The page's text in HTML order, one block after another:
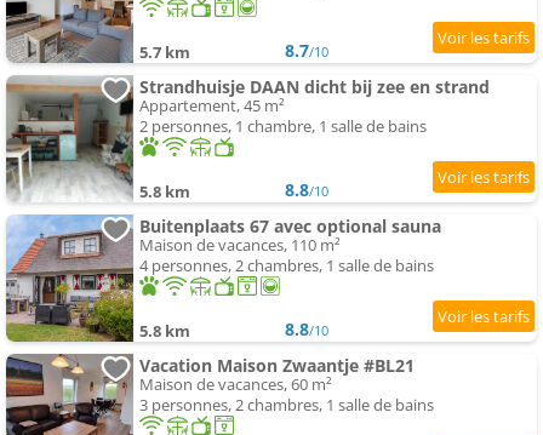
5.7 km 8.7/10
Strandhuisje DAAN dicht bij zee en strand
Appartement, 45 m²
2 personnes, 1 chambre, 1 salle de bains
5.8 km 8.8/10
Buitenplaats 67 avec optional sauna
Maison de vacances, 110 m²
4 personnes, 2 chambres, 1 salle de bains
5.8 km 8.8/10
Vacation Maison Zwaantje #BL21
Maison de vacances, 60 m²
3 personnes, 2 chambres, 1 salle de bains